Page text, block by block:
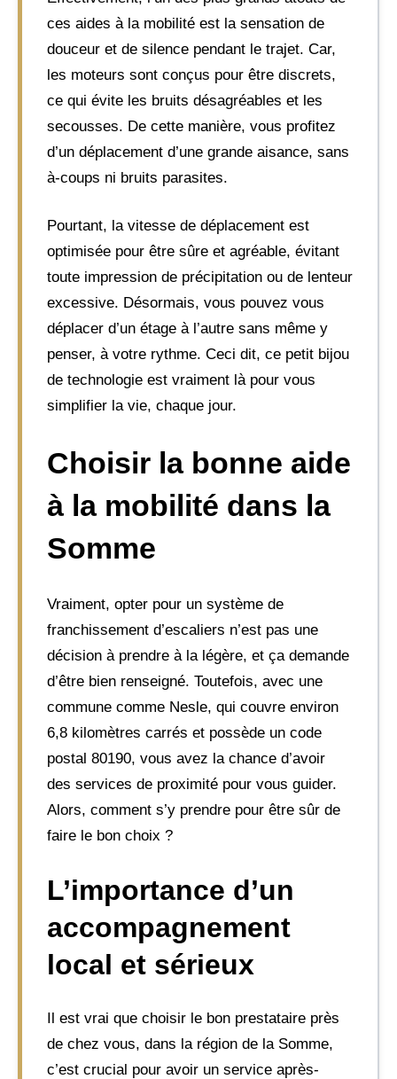
ces aides à la mobilité est la sensation de
douceur et de silence pendant le trajet. Car,
les moteurs sont conçus pour être discrets,
ce qui évite les bruits désagréables et les
secousses. De cette manière, vous profitez
d’un déplacement d’une grande aisance, sans
à-coups ni bruits parasites.
Pourtant, la vitesse de déplacement est
optimisée pour être sûre et agréable, évitant
toute impression de précipitation ou de lenteur
excessive. Désormais, vous pouvez vous
déplacer d’un étage à l’autre sans même y
penser, à votre rythme. Ceci dit, ce petit bijou
de technologie est vraiment là pour vous
simplifier la vie, chaque jour.
Choisir la bonne aide
à la mobilité dans la
Somme
Vraiment, opter pour un système de
franchissement d’escaliers n’est pas une
décision à prendre à la légère, et ça demande
d’être bien renseigné. Toutefois, avec une
commune comme Nesle, qui couvre environ
6,8 kilomètres carrés et possède un code
postal 80190, vous avez la chance d’avoir
des services de proximité pour vous guider.
Alors, comment s’y prendre pour être sûr de
faire le bon choix ?
L’importance d’un
accompagnement
local et sérieux
Il est vrai que choisir le bon prestataire près
de chez vous, dans la région de la Somme,
c’est crucial pour avoir un service après-